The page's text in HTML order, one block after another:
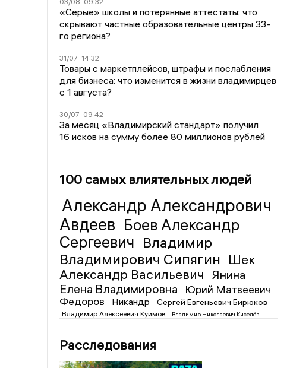
«Серые» школы и потерянные аттестаты: что
скрывают частные образовательные центры 33-
го региона?
31/07 14:32
Товары с маркетплейсов, штрафы и послабления
для бизнеса: что изменится в жизни владимирцев
с 1 августа?
30/07 09:42
За месяц «Владимирский стандарт» получил
16 исков на сумму более 80 миллионов рублей
100 самых влиятельных людей
Александр Александрович
Авдеев Боев Александр
Сергеевич Владимир
Владимирович Сипягин Шек
Александр Васильевич
Янина
Елена Владимировна
Юрий Матвеевич
Федоров
Никандр Сергей Евгеньевич Бирюков
Владимир Алексеевич Куимов Владимир Николаевич Киселёв
Расследования